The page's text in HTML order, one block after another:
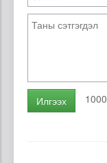
Илгээх 1000